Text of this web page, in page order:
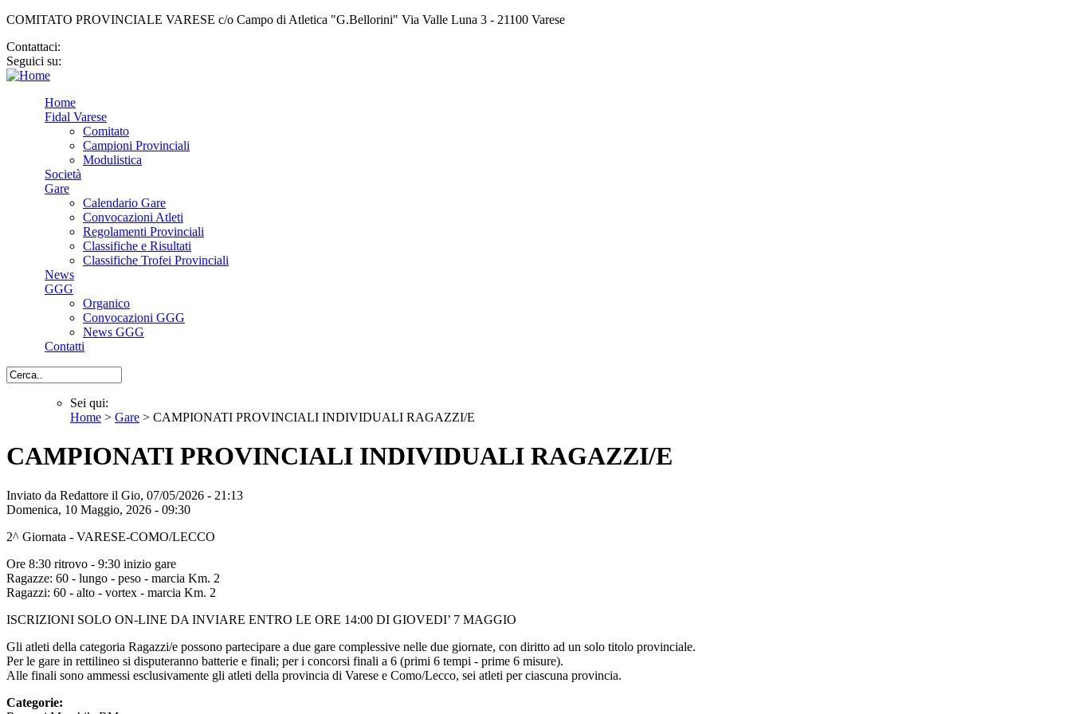
COMITATO PROVINCIALE VARESE c/o Campo di Atletica "G.Bellorini" Via Valle Luna 3 - 21100 Varese
Contattaci:
Seguici su:
Home
Fidal Varese
Comitato
Campioni Provinciali
Modulistica
Società
Gare
Calendario Gare
Convocazioni Atleti
Regolamenti Provinciali
Classifiche e Risultati
Classifiche Trofei Provinciali
News
GGG
Organico
Convocazioni GGG
News GGG
Contatti
Cerca
Sei qui
Sei qui:
Home > Gare > CAMPIONATI PROVINCIALI INDIVIDUALI RAGAZZI/E
CAMPIONATI PROVINCIALI INDIVIDUALI RAGAZZI/E
Inviato da Redattore il Gio, 07/05/2026 - 21:13
Domenica, 10 Maggio, 2026 - 09:30
2^ Giornata - VARESE-COMO/LECCO
Ore 8:30 ritrovo - 9:30 inizio gare
Ragazze: 60 - lungo - peso - marcia Km. 2
Ragazzi: 60 - alto - vortex - marcia Km. 2
ISCRIZIONI SOLO ON-LINE DA INVIARE ENTRO LE ORE 14:00 DI GIOVEDI’ 7 MAGGIO
Gli atleti della categoria Ragazzi/e possono partecipare a due gare complessive nelle due giornate, con diritto ad un solo titolo provinciale.
Per le gare in rettilineo si disputeranno batterie e finali; per i concorsi finali a 6 (primi 6 tempi - prime 6 misure).
Alle finali sono ammessi esclusivamente gli atleti della provincia di Varese e Como/Lecco, sei atleti per ciascuna provincia.
Categorie: